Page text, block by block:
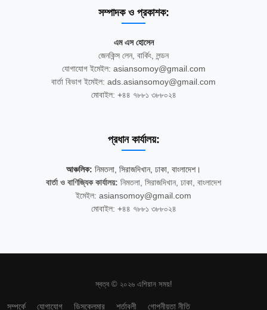
সম্পাদক ও প্রকাশক:
এম এস হোসেন
জেনকিন্স লেন, বার্কিং, লন্ডন
যোগাযোগ ইমেইল: asiansomoy@gmail.com
বার্তা বিভাগ ইমেইল: ads.asiansomoy@gmail.com
মোবাইল: +৪৪ ৭৮৮১ ৩৮৮০২৪
প্রধান কার্যালয়:
আঞ্চলিক: নিমতলা, সিরাজদিখান, ঢাকা, বাংলাদেশ।
বার্তা ও বাণিজ্যিক কার্যালয়: নিমতলা, সিরাজদিখান, ঢাকা, বাংলাদেশ
ইমেইল: asiansomoy@gmail.com
মোবাইল: +৪৪ ৭৮৮১ ৩৮৮০২৪
স্বত্ব © ২০২৬ এশিয়ান সময়!
সম্পর্কে যোগাযোগ ডিসক্লেমার শর্তাবলী গোপনীয়তা নীতি